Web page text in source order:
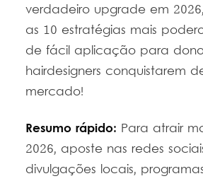
verdadeiro upgrade em
as 10 estratégias mais
de fácil aplicação para
hairdesigners conquistarem
mercado!
Resumo rápido: Para atrair
2026, aposte nas redes
divulgações locais,